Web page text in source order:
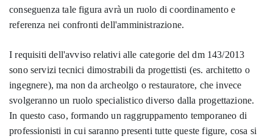
conseguenza tale figura avrà un ruolo di coordinamento e
referenza nei confronti dell'amministrazione.
I requisiti dell'avviso relativi alle categorie del dm 143/2013
sono servizi tecnici dimostrabili da progettisti (es. architetto o
ingegnere), ma non da archeolgo o restauratore, che invece
svolgeranno un ruolo specialistico diverso dalla progettazione.
In questo caso, formando un raggruppamento temporaneo di
professionisti in cui saranno presenti tutte queste figure, cosa si